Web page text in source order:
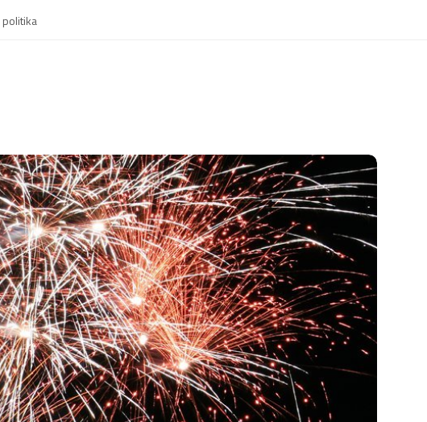
politika